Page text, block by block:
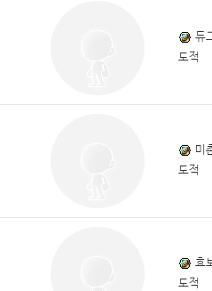
듀
도적
미
도적
효
도적